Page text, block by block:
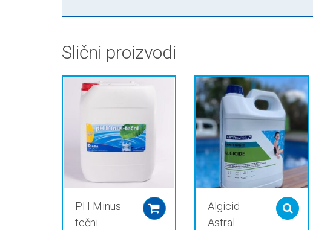
Slični proizvodi
PH Minus
tečni
Add to cartAlgicid
Astral